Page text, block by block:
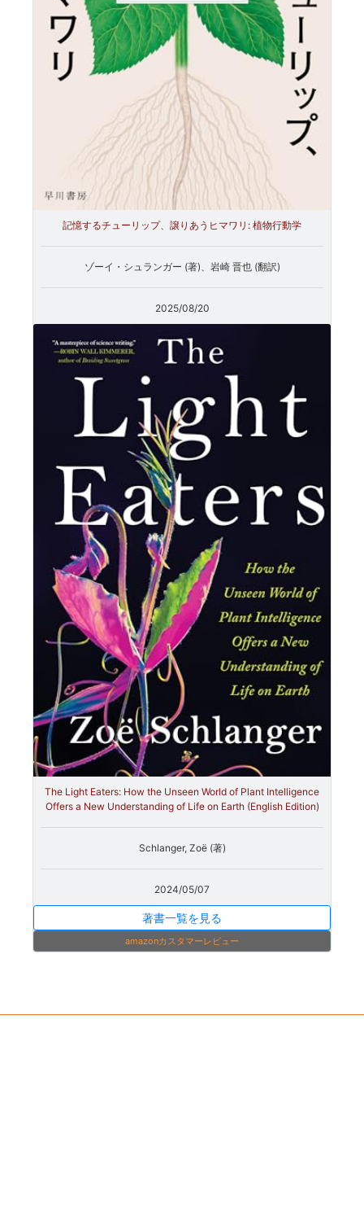
記憶するチューリップ、譲りあうヒマワリ: 植物行動学
ゾーイ・シュランガー (著)、岩崎 晋也 (翻訳)
2025/08/20
The Light Eaters: How the Unseen World of Plant Intelligence
Offers a New Understanding of Life on Earth (English Edition)
Schlanger, Zoë (著)
2024/05/07
著書一覧を見る
amazonカスタマーレビュー